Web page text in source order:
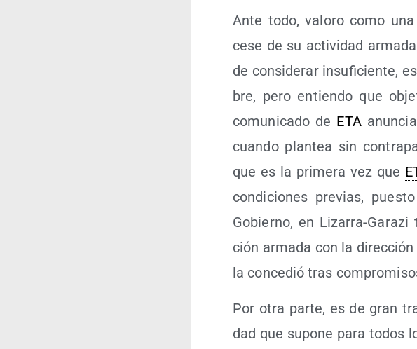
Ante todo, valo­ro como
cese de su acti­vi­dad
de con­si­de­rar insu­fi­cien­te,
bre, pero entien­do que
comu­ni­ca­do de ETA
cuan­do plan­tea sin
que es la pri­me­ra vez que
con­di­cio­nes pre­vias,
Gobierno, en Liza­rra-
ción arma­da con la
la con­ce­dió tras
Por otra par­te, es de gran
dad que supo­ne para todos